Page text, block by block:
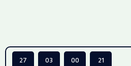
20
00
03
27